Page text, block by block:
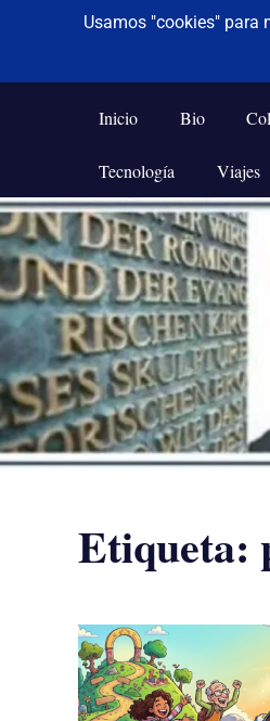
Saltar
al
contenido
De todo un
Frases,
Humor,
Tecnología
y
Viajes
Inicio Bio
Tecnología Viajes
Etiqueta: